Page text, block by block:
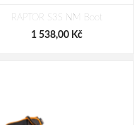
RAPTOR S3S NM Boot
1 538,00 Kč